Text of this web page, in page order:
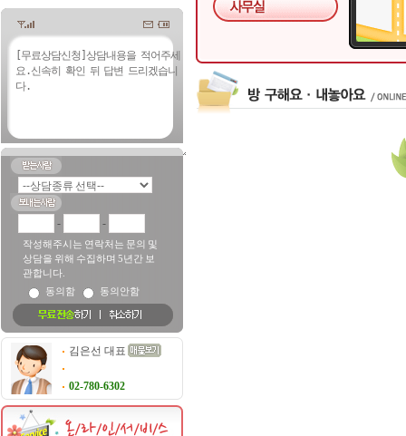
- -
작성해주시는 연락처는 문의 및
상담을 위해 수집하며 5년간 보
관합니다.
동의함
동의안함
김은선 대표
02-780-6302